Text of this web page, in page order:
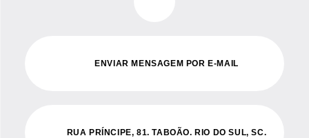
ENVIAR MENSAGEM POR E-MAIL
RUA PRÍNCIPE, 81. TABOÃO. RIO DO SUL, SC.